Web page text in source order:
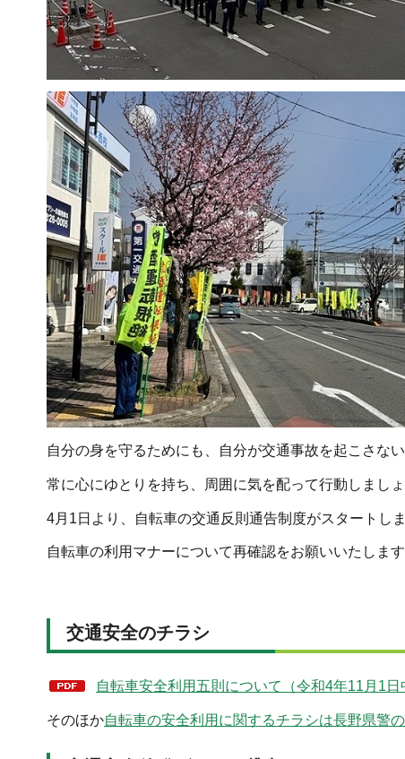
自分の身を守るためにも、自分が交通事故を起こさない
常に心にゆとりを持ち、周囲に気を配って行動しましょ
4月1日より、自転車の交通反則通告制度がスタートしま
自転車の利用マナーについて再確認をお願いいたします
交通安全のチラシ
自転車安全利用五則について（令和4年11月1
そのほか自転車の安全利用に関するチラシは長野県警